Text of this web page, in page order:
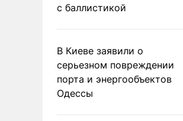
с баллистикой
В Киеве заявили о
серьезном повреждении
порта и энергообъектов
Одессы